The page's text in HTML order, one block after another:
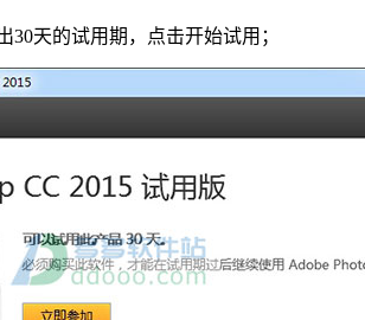
30天的试用期，点击开始试用；